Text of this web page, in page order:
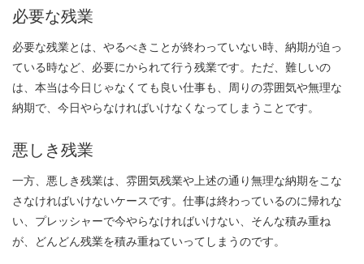
必要な残業
必要な残業とは、やるべきことが終わっていない時、納期が迫っ
ている時など、必要にかられて行う残業です。ただ、難しいの
は、本当は今日じゃなくても良い仕事も、周りの雰囲気や無理な
納期で、今日やらなければいけなくなってしまうことです。
悪しき残業
一方、悪しき残業は、雰囲気残業や上述の通り無理な納期をこな
さなければいけないケースです。仕事は終わっているのに帰れな
い、プレッシャーで今やらなければいけない、そんな積み重ね
が、どんどん残業を積み重ねていってしまうのです。